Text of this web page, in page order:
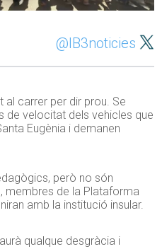
@IB3noticies
al carrer per dir prou. Se
de velocitat dels vehicles que
Eugènia i demanen
però no són
membres de la Plataforma
amb la institució insular.
qualque desgràcia i